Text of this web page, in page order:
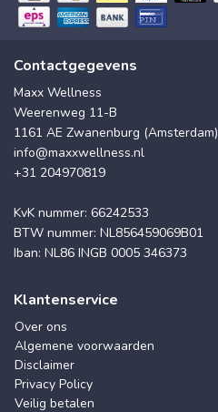
Contactgegevens
Maxx Wellness
Weerenweg 11-B
1161 AE Zwanenburg (Amsterdam)
info@maxxwellness.nl
+31 204970819
KvK nummer: 66242533
BTW nummer: NL856459069B01
Iban: NL86 INGB 0005 346373
Klantenservice
Over ons
Algemene voorwaarden
Disclaimer
Privacy Policy
Veilig betalen